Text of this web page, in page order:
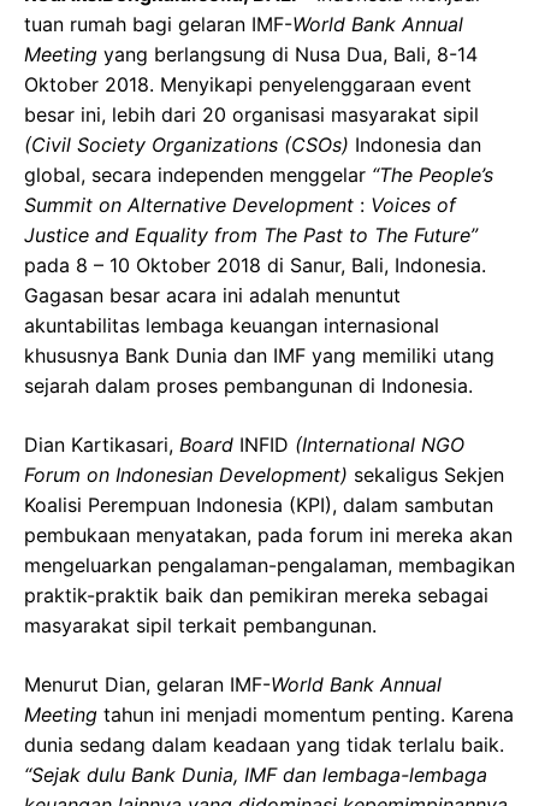
tuan rumah bagi gelaran IMF-World Bank Annual
Meeting yang berlangsung di Nusa Dua, Bali, 8-14
Oktober 2018. Menyikapi penyelenggaraan event
besar ini, lebih dari 20 organisasi masyarakat sipil
(Civil Society Organizations (CSOs) Indonesia dan
global, secara independen menggelar “The People’s
Summit on Alternative Development : Voices of
Justice and Equality from The Past to The Future”
pada 8 – 10 Oktober 2018 di Sanur, Bali, Indonesia.
Gagasan besar acara ini adalah menuntut
akuntabilitas lembaga keuangan internasional
khususnya Bank Dunia dan IMF yang memiliki utang
sejarah dalam proses pembangunan di Indonesia.
Dian Kartikasari, Board INFID (International NGO
Forum on Indonesian Development) sekaligus Sekjen
Koalisi Perempuan Indonesia (KPI), dalam sambutan
pembukaan menyatakan, pada forum ini mereka akan
mengeluarkan pengalaman-pengalaman, membagikan
praktik-praktik baik dan pemikiran mereka sebagai
masyarakat sipil terkait pembangunan.
Menurut Dian, gelaran IMF-World Bank Annual
Meeting tahun ini menjadi momentum penting. Karena
dunia sedang dalam keadaan yang tidak terlalu baik.
“Sejak dulu Bank Dunia, IMF dan lembaga-lembaga